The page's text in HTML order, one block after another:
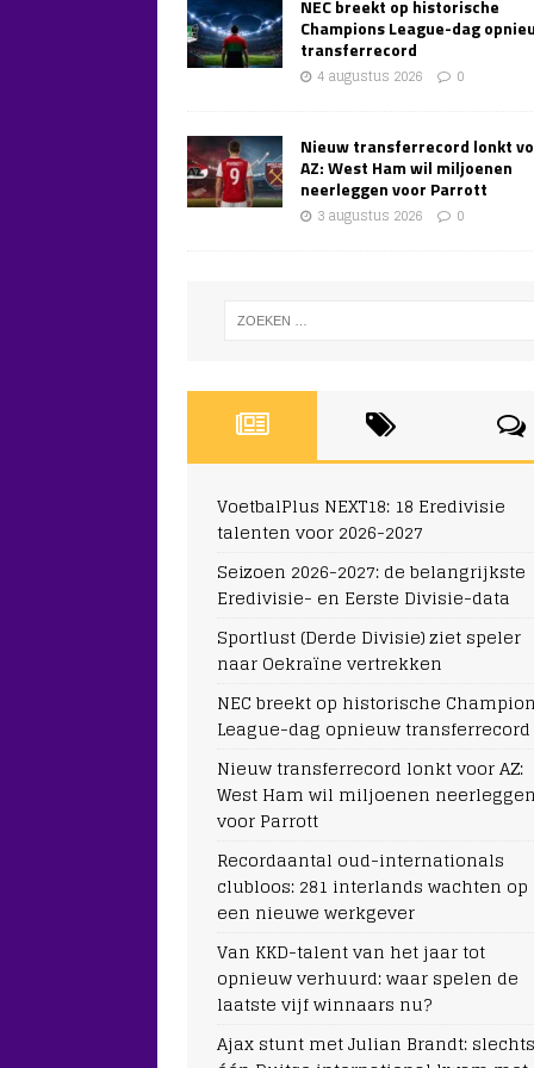
NEC breekt op historische
Champions League-dag
transferrecord
4 augustus 2026 0
Nieuw transferrecord lonkt
AZ: West Ham wil miljoenen
neerleggen voor Parrott
3 augustus 2026 0
VoetbalPlus NEXT18: 18 Eredivisie
talenten voor 2026-2027
Seizoen 2026-2027: de belangrijkste
Eredivisie- en Eerste Divisie-data
Sportlust (Derde Divisie) ziet speler
naar Oekraïne vertrekken
NEC breekt op historische
League-dag opnieuw transferrecord
Nieuw transferrecord lonkt voor AZ:
West Ham wil miljoenen neerleggen
voor Parrott
Recordaantal oud-internationals
clubloos: 281 interlands wachten op
een nieuwe werkgever
Van KKD-talent van het jaar tot
opnieuw verhuurd: waar spelen de
laatste vijf winnaars nu?
Ajax stunt met Julian Brandt: slechts